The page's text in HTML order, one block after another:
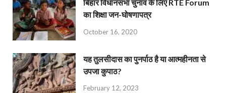
बिहार विधानसभा चुनाव के लिए RTE Forum
का शिक्षा जन-घोषणापत्र
October 16, 2020
यह तुलसीदास का पुनर्पाठ है या आत्महीनता से
उपजा कुपाठ?
February 12, 2023